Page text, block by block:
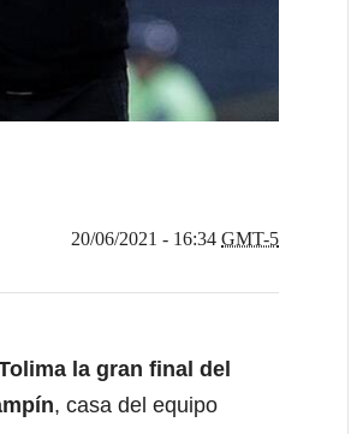
20/06/2021 - 16:34 GMT-5
la gran final del
, casa del equipo